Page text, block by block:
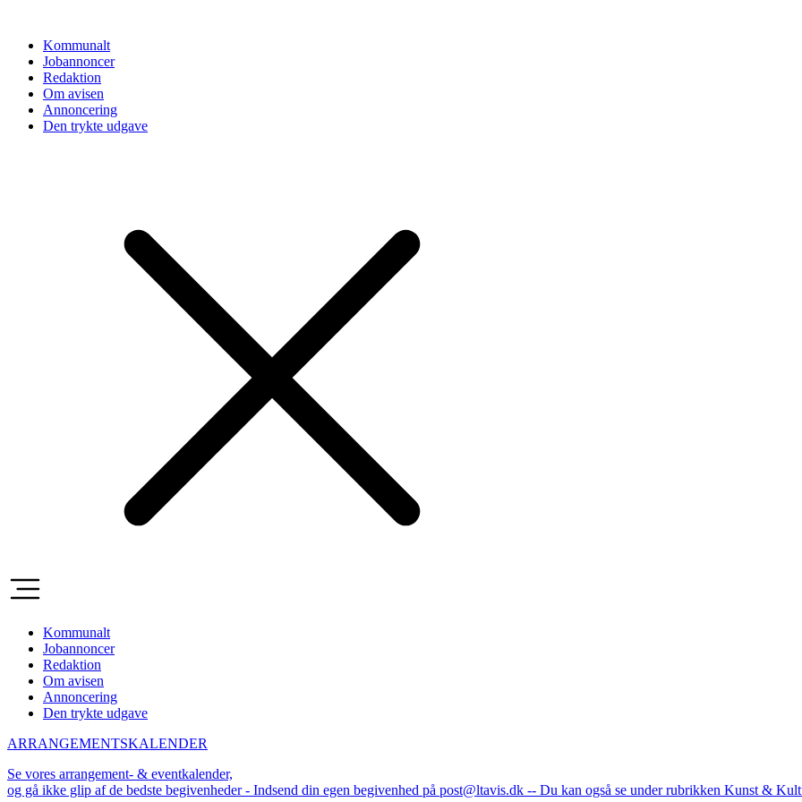
indholdKommunalt
Jobannoncer
Redaktion
Om avisen
Annoncering
Den trykte udgave
Kommunalt
Jobannoncer
Redaktion
Om avisen
Annoncering
Den trykte udgave
ARRANGEMENTSKALENDER
Se vores arrangement- & eventkalender,
og gå ikke glip af de bedste begivenheder - Indsend din egen begivenhed på post@ltavis.dk -- Du kan også se under rubrikken Kunst &